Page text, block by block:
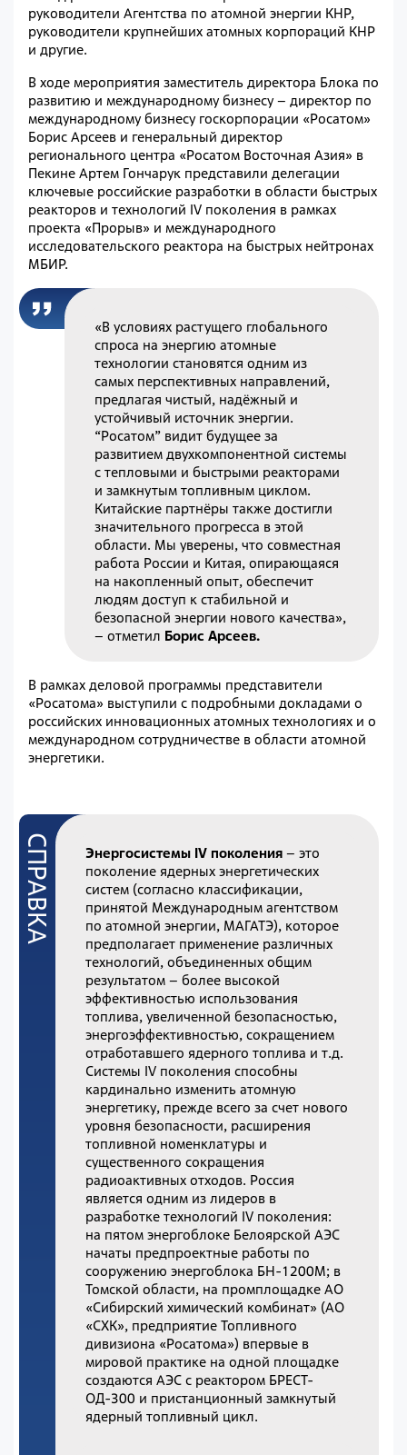
руководители Агентства по атомной энергии КНР,
руководители крупнейших атомных корпораций КНР
и другие.
В ходе мероприятия заместитель директора Блока по
развитию и международному бизнесу – директор по
международному бизнесу госкорпорации «Росатом»
Борис Арсеев и генеральный директор
регионального центра «Росатом Восточная Азия» в
Пекине Артем Гончарук представили делегации
ключевые российские разработки в области быстрых
реакторов и технологий IV поколения в рамках
проекта «Прорыв» и международного
исследовательского реактора на быстрых нейтронах
МБИР.
«В условиях растущего глобального
спроса на энергию атомные
технологии становятся одним из
самых перспективных направлений,
предлагая чистый, надёжный и
устойчивый источник энергии.
“Росатом” видит будущее за
развитием двухкомпонентной системы
с тепловыми и быстрыми реакторами
и замкнутым топливным циклом.
Китайские партнёры также достигли
значительного прогресса в этой
области. Мы уверены, что совместная
работа России и Китая, опирающаяся
на накопленный опыт, обеспечит
людям доступ к стабильной и
безопасной энергии нового качества»,
– отметил Борис Арсеев.
В рамках деловой программы представители
«Росатома» выступили с подробными докладами о
российских инновационных атомных технологиях и о
международном сотрудничестве в области атомной
энергетики.
Энергосистемы IV поколения– это
поколение ядерных энергетических
систем (согласно классификации,
принятой Международным агентством
по атомной энергии, МАГАТЭ), которое
предполагает применение различных
технологий, объединенных общим
результатом – более высокой
эффективностью использования
топлива, увеличенной безопасностью,
энергоэффективностью, сокращением
отработавшего ядерного топлива и т.д.
Системы IV поколения способны
кардинально изменить атомную
энергетику, прежде всего за счет нового
уровня безопасности, расширения
топливной номенклатуры и
существенного сокращения
радиоактивных отходов. Россия
является одним из лидеров в
разработке технологий IV поколения:
на пятом энергоблоке Белоярской АЭС
начаты предпроектные работы по
сооружению энергоблока БН-1200М; в
Томской области, на промплощадке АО
«Сибирский химический комбинат» (АО
«СХК», предприятие Топливного
дивизиона «Росатома») впервые в
мировой практике на одной площадке
создаются АЭС с реактором БРЕСТ-
ОД-300 и пристанционный замкнутый
ядерный топливный цикл.